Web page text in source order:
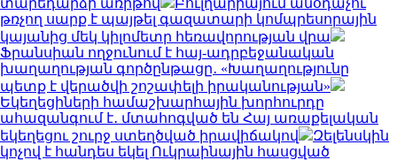
թռչող սարք է պայթել գազատարի կոմպրեսորային
կայանից մեկ կիլոմետր հեռավորության վրա
Ֆրանսիան ողջունում է հայ-ադրբեջանական
խաղաղության գործընթացը․ «Խաղաղությունը
պետք է վերածվի շոշափելի իրականության»
Եկեղեցիների համաշխարհային խորհուրդը
ահազանգում է․ մտահոգված են Հայ առաքելական
եկեղեցու շուրջ ստեղծված իրավիճակով
Զելենսկին
կոչով է հանդես եկել Ուկրաինային հասցված